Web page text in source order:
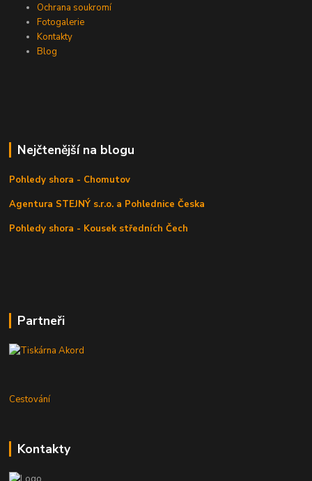
Ochrana soukromí
Fotogalerie
Kontakty
Blog
Nejčtenější na blogu
Pohledy shora - Chomutov
Agentura STEJNÝ s.r.o. a Pohlednice Česka
Pohledy shora - Kousek středních Čech
Partneři
Cestování
Kontakty